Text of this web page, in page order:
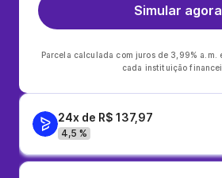
Simular agora
Parcela calculada com juros de 3,99% a.m.
cada instituição
24x de R$ 137,97
4,5 %